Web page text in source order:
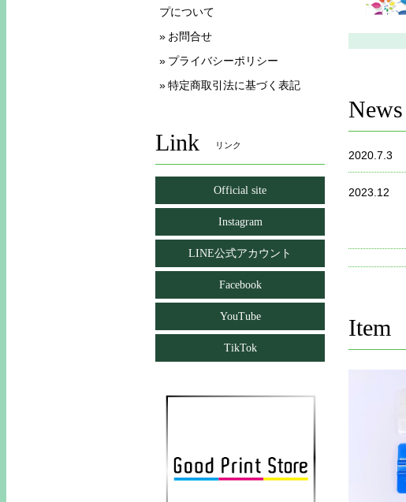
News
2020.7.3
2023.12
Item
プについて
お問合せ
プライバシーポリシー
特定商取引法に基づく表記
Link リンク
Official site
Instagram
LINE公式アカウント
Facebook
YouTube
TikTok